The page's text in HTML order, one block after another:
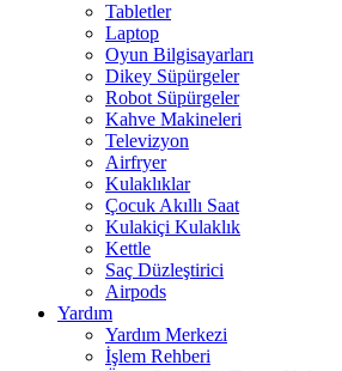
Tabletler
Laptop
Oyun Bilgisayarları
Dikey Süpürgeler
Robot Süpürgeler
Kahve Makineleri
Televizyon
Airfryer
Kulaklıklar
Çocuk Akıllı Saat
Kulakiçi Kulaklık
Kettle
Saç Düzleştirici
Airpods
Yardım
Yardım Merkezi
İşlem Rehberi